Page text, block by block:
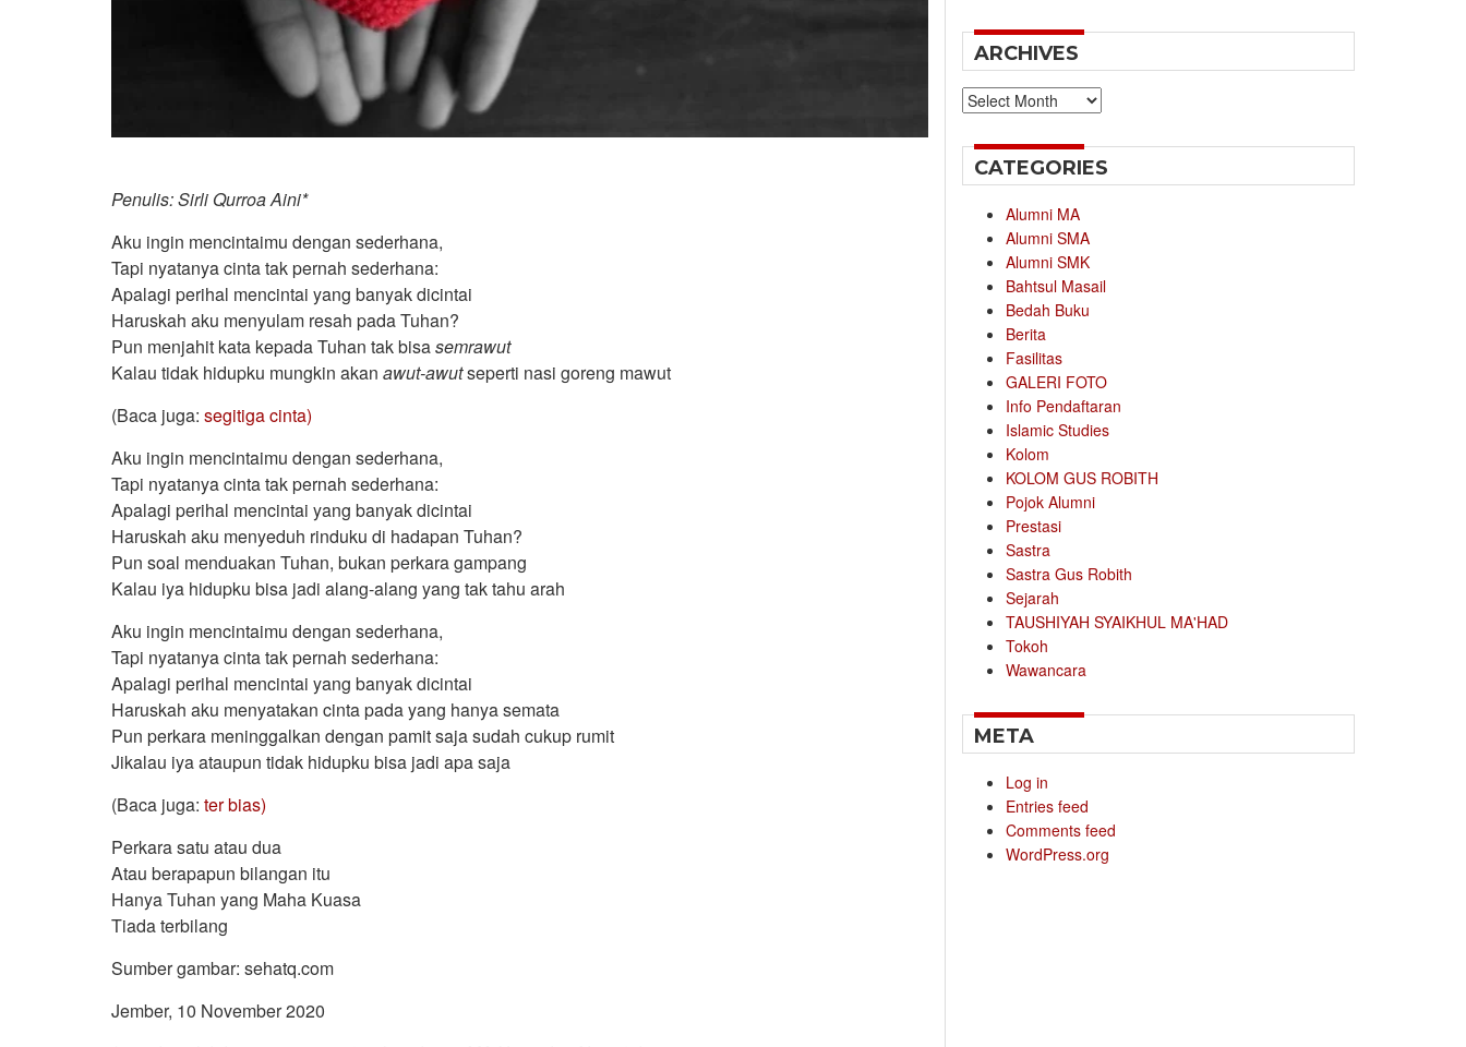
Penulis: Sirli Qurroa Aini*
Aku ingin mencintaimu dengan sederhana,
Tapi nyatanya cinta tak pernah sederhana:
Apalagi perihal mencintai yang banyak dicintai
Haruskah aku menyulam resah pada Tuhan?
Pun menjahit kata kepada Tuhan tak bisasemrawut
Kalau tidak hidupku mungkin akan awut-awutseperti nasi goreng mawut
(Baca juga: segitiga cinta)
Aku ingin mencintaimu dengan sederhana,
Tapi nyatanya cinta tak pernah sederhana:
Apalagi perihal mencintai yang banyak dicintai
Haruskah aku menyeduh rinduku di hadapan Tuhan?
Pun soal menduakan Tuhan, bukan perkara gampang
Kalau iya hidupku bisa jadi alang-alang yang tak tahu arah
Aku ingin mencintaimu dengan sederhana,
Tapi nyatanya cinta tak pernah sederhana:
Apalagi perihal mencintai yang banyak dicintai
Haruskah aku menyatakan cinta pada yang hanya semata
Pun perkara meninggalkan dengan pamit saja sudah cukup rumit
Jikalau iya ataupun tidak hidupku bisa jadi apa saja
(Baca juga: ter bias)
Perkara satu atau dua
Atau berapapun bilangan itu
Hanya Tuhan yang Maha Kuasa
Tiada terbilang
Sumber gambar: sehatq.com
Jember, 10 November 2020
ARCHIVES
Archives
CATEGORIES
Alumni MA
Alumni SMA
Alumni SMK
Bahtsul Masail
Bedah Buku
Berita
Fasilitas
GALERI FOTO
Info Pendaftaran
Islamic Studies
Kolom
KOLOM GUS ROBITH
Pojok Alumni
Prestasi
Sastra
Sastra Gus Robith
Sejarah
TAUSHIYAH SYAIKHUL MA'HAD
Tokoh
Wawancara
META
Log in
Entries feed
Comments feed
WordPress.org